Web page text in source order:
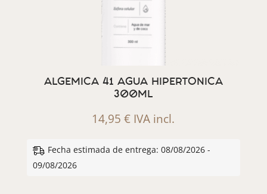
ALGEMICA 41 AGUA HIPERTONICA
300ML
14,95€ IVA incl.
Fecha estimada de entrega: 08/08/2026 -
09/08/2026